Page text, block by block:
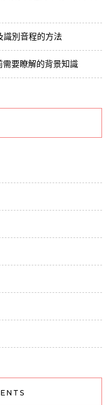
識別音程的方法
要瞭解的背景知識